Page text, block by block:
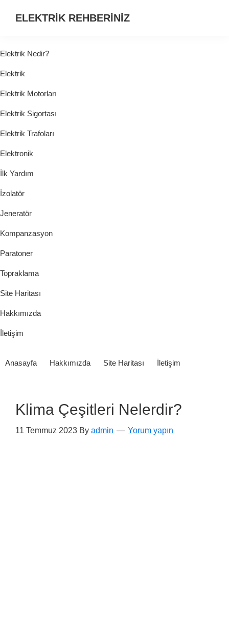
ELEKTRİK REHBERİNİZ
HER
ŞEY...
Elektrik Nedir?
Elektrik
Elektrik Motorları
Elektrik Sigortası
Elektrik Trafoları
Elektronik
İlk Yardım
İzolatör
Jeneratör
Kompanzasyon
Paratoner
Topraklama
Site Haritası
Hakkımızda
İletişim
Anasayfa Hakkımızda Site Haritası İletişim
Klima Çeşitleri Nelerdir?
11 Temmuz 2023 By admin Yorum yapın